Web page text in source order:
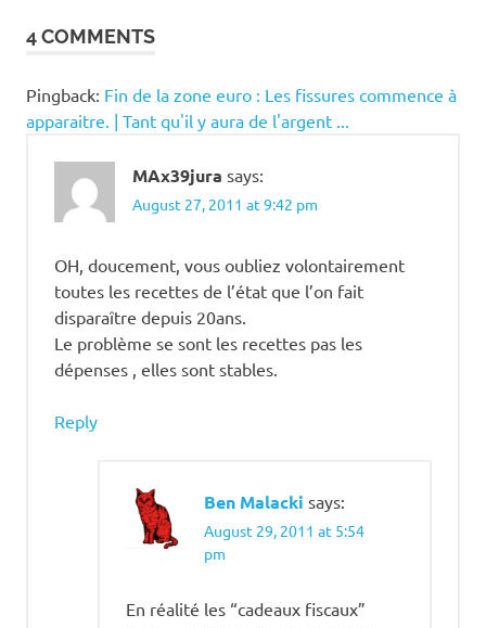
paiement
de la crise
contagion
contre
crise
défaut de
paiement
public
4 COMMENTS
Pingback: Fin de la zone euro : Les fissures commence à
apparaitre. | Tant qu'il y aura de l'argent ...
MAx39jura says:
August 27, 2011 at 9:42 pm
OH, doucement, vous oubliez volontairement
toutes les recettes de l’état que l’on fait
disparaître depuis 20ans.
Le problème se sont les recettes pas les
dépenses , elles sont stables.
Reply
Ben Malacki says:
August 29, 2011 at 5:54
pm
En réalité les “cadeaux fiscaux”